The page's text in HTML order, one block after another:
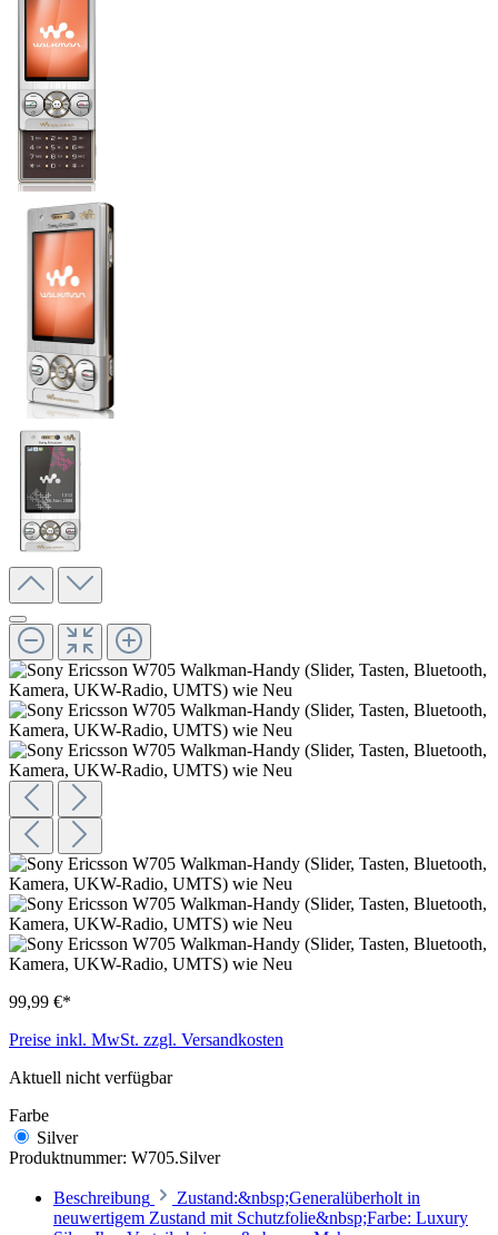
99,99 €*
Preise inkl. MwSt. zzgl. Versandkosten
Aktuell nicht verfügbar
Farbe
Silver
Produktnummer: W705.Silver
Beschreibung
Zustand:&nbsp;Generalüberholt in
neuwertigem Zustand mit Schutzfolie&nbsp;Farbe: Luxury